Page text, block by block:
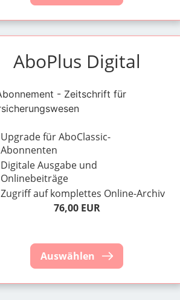
AboPlus Digital
Upgrade für AboClassic-
Abonnenten
Digitale Ausgabe und
Onlinebeiträge
Zugriff auf komplettes Online-Archiv
76,00 EUR
Auswählen